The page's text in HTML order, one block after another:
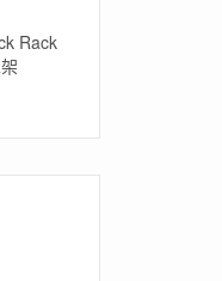
Rack